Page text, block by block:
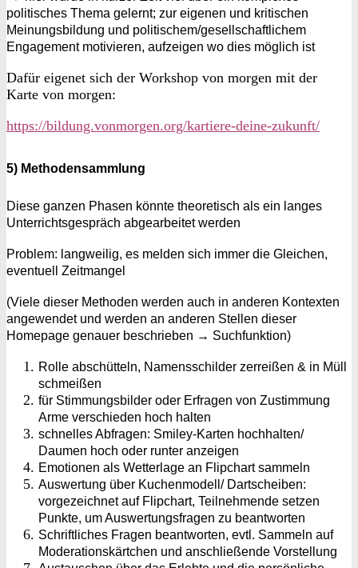
politisches Thema gelernt; zur eigenen und kritischen
Meinungsbildung und politischem/gesellschaftlichem
Engagement motivieren, aufzeigen wo dies möglich ist
Dafür eigenet sich der Workshop von morgen mit der
Karte von morgen:
https://bildung.vonmorgen.org/kartiere-deine-zukunft/
5) Methodensammlung
Diese ganzen Phasen könnte theoretisch als ein langes
Unterrichtsgespräch abgearbeitet werden
Problem: langweilig, es melden sich immer die Gleichen,
eventuell Zeitmangel
(Viele dieser Methoden werden auch in anderen Kontexten
angewendet und werden an anderen Stellen dieser
Homepage genauer beschrieben → Suchfunktion)
Rolle abschütteln, Namensschilder zerreißen & in Müll
schmeißen
für Stimmungsbilder oder Erfragen von Zustimmung
Arme verschieden hoch halten
schnelles Abfragen: Smiley-Karten hochhalten/
Daumen hoch oder runter anzeigen
Emotionen als Wetterlage an Flipchart sammeln
Auswertung über Kuchenmodell/ Dartscheiben:
vorgezeichnet auf Flipchart, Teilnehmende setzen
Punkte, um Auswertungsfragen zu beantworten
Schriftliches Fragen beantworten, evtl. Sammeln auf
Moderationskärtchen und anschließende Vorstellung